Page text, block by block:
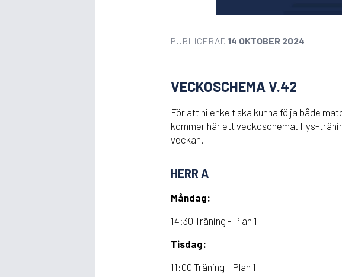
PUBLICERAD 14 OKTOBER 2024
VECKOSCHEMA V.42
För att ni enkelt ska kunna följa både
kommer här ett veckoschema. Fys-
veckan.
HERR A
Måndag:
14:30 Träning - Plan 1
Tisdag:
11:00 Träning - Plan 1